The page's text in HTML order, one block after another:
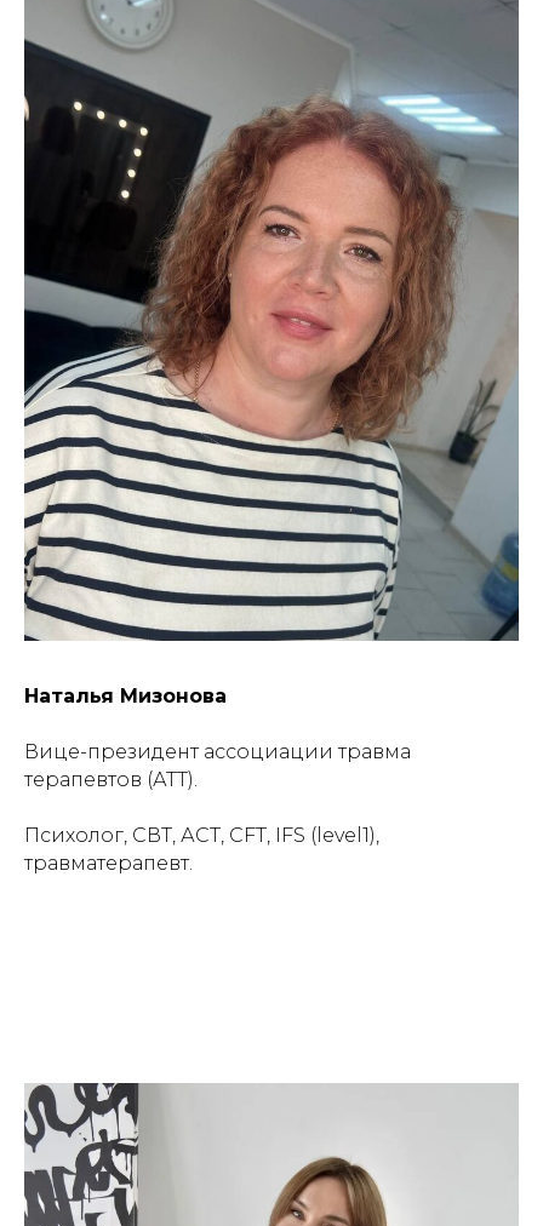
Наталья Мизонова
Вице-президент ассоциации травма
терапевтов (АТТ).
Психолог, СВТ, АСТ, СFT, IFS (level1),
травматерапевт.